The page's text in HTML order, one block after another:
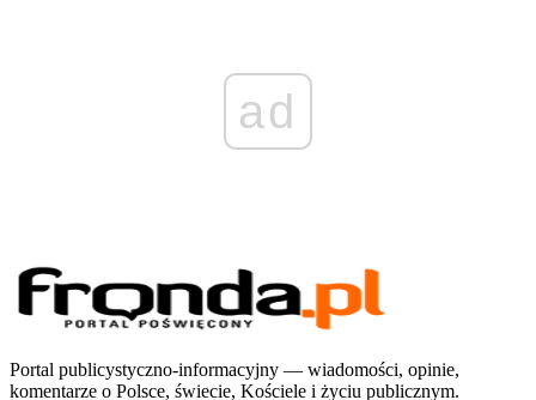
ad
Portal publicystyczno-informacyjny — wiadomości, opinie,
komentarze o Polsce, świecie, Kościele i życiu publicznym.